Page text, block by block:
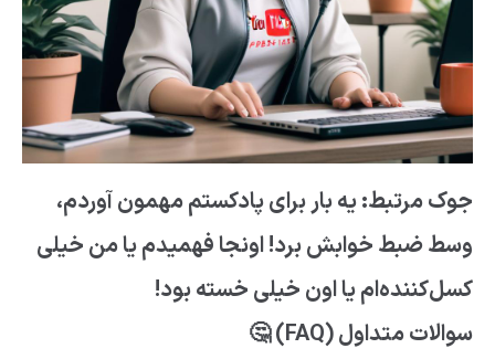
جوک مرتبط:یه بار برای پادکستم مهمون آوردم،
وسط ضبط خوابش برد! اونجا فهمیدم یا من خیلی
کسل‌کننده‌ام یا اون خیلی خسته بود!
سوالات متداول (FAQ) 🤔